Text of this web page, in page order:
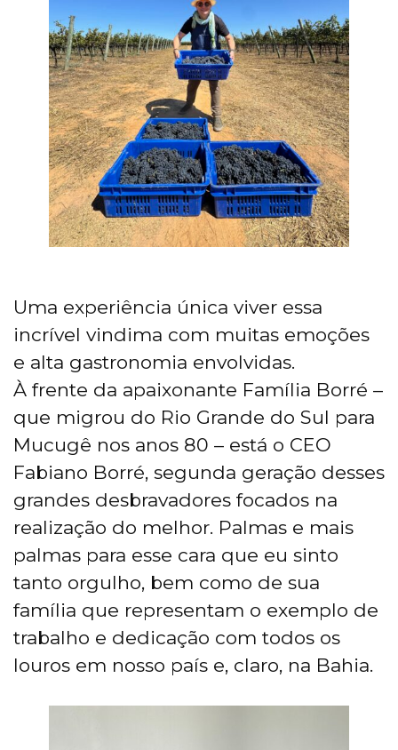
Uma experiência única viver essa
incrível vindima com muitas emoções
e alta gastronomia envolvidas.
À frente da apaixonante Família Borré –
que migrou do Rio Grande do Sul para
Mucugê nos anos 80 – está o CEO
Fabiano Borré, segunda geração desses
grandes desbravadores focados na
realização do melhor. Palmas e mais
palmas para esse cara que eu sinto
tanto orgulho, bem como de sua
família que representam o exemplo de
trabalho e dedicação com todos os
louros em nosso país e, claro, na Bahia.